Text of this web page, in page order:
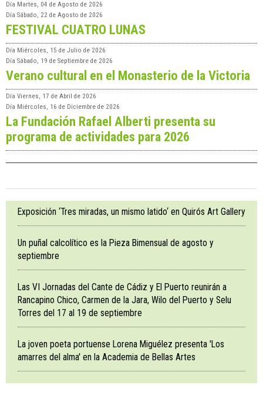
Día Martes, 04 de Agosto de 2026
Día Sábado, 22 de Agosto de 2026
FESTIVAL CUATRO LUNAS
Día Miércoles, 15 de Julio de 2026
Día Sábado, 19 de Septiembre de 2026
Verano cultural en el Monasterio de la Victoria
Día Viernes, 17 de Abril de 2026
Día Miércoles, 16 de Diciembre de 2026
La Fundación Rafael Alberti presenta su
programa de actividades para 2026
Exposición ‘Tres miradas, un mismo latido‘ en Quirós Art Gallery
Un puñal calcolítico es la Pieza Bimensual de agosto y
septiembre
Las VI Jornadas del Cante de Cádiz y El Puerto reunirán a
Rancapino Chico, Carmen de la Jara, Wilo del Puerto y Selu
Torres del 17 al 19 de septiembre
La joven poeta portuense Lorena Miguélez presenta 'Los
amarres del alma' en la Academia de Bellas Artes